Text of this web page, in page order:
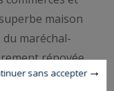
maison
du maréchal-
rénovée
surface
sans accepter